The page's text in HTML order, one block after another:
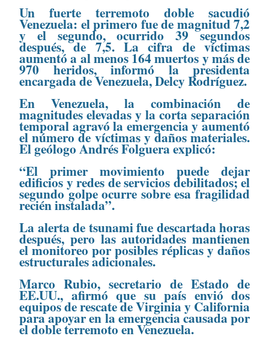
Un fuerte terremoto doble sacudió
Venezuela: el primero fue de magnitud 7,2
y el segundo, ocurrido 39 segundos
después, de 7,5. La cifra de víctimas
aumentó a al menos 164 muertos y más de
970 heridos, informó la presidenta
encargada de Venezuela, Delcy Rodríguez.
En Venezuela, la combinación de
magnitudes elevadas y la corta separación
temporal agravó la emergencia y aumentó
el número de víctimas y daños materiales.
El geólogo Andrés Folguera explicó:
“El primer movimiento puede dejar
edificios y redes de servicios debilitados; el
segundo golpe ocurre sobre esa fragilidad
recién instalada”.
La alerta de tsunami fue descartada horas
después, pero las autoridades mantienen
el monitoreo por posibles réplicas y daños
estructurales adicionales.
Marco Rubio, secretario de Estado de
EE.UU., afirmó que su país envió dos
equipos de rescate de Virginia y California
para apoyar en la emergencia causada por
el doble terremoto en Venezuela.